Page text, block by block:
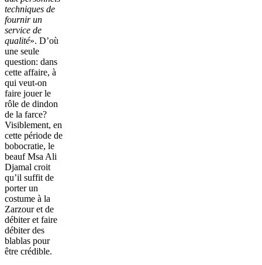
techniques de
fournir un
service de
qualité». D’où
une seule
question: dans
cette affaire, à
qui veut-on
faire jouer le
rôle de dindon
de la farce?
Visiblement, en
cette période de
bobocratie, le
beauf Msa Ali
Djamal croit
qu’il suffit de
porter un
costume à la
Zarzour et de
débiter et faire
débiter des
blablas pour
être crédible.